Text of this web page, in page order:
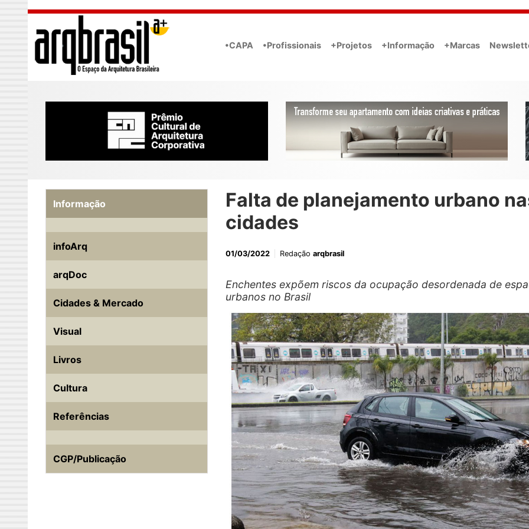
Skip to main content
•CAPA •Profissionais +Projetos +Informação +Marcas
Falta de planejamento urbano
cidades
01/03/2022 Redação arqbrasil
Enchentes expõem riscos da ocupação desordenada de
urbanos no Brasil
Informação
infoArq
arqDoc
Cidades & Mercado
Visual
Livros
Cultura
Referências
CGP/Publicação